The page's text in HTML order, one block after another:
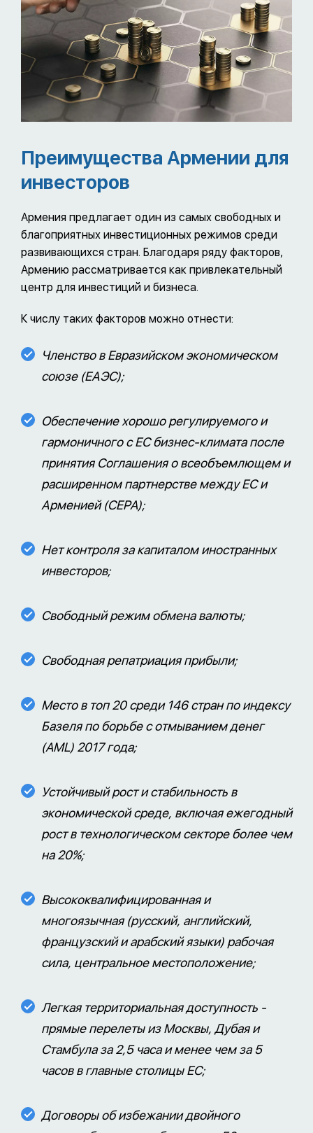
Преимущества Армении для
инвесторов
Армения предлагает один из самых свободных и
благоприятных инвестиционных режимов среди
развивающихся стран. Благодаря ряду факторов,
Армению рассматривается как привлекательный
центр для инвестиций и бизнеса.
К числу таких факторов можно отнести:
Членство в Евразийском экономическом
союзе (ЕАЭС);
Обеспечение хорошо регулируемого и
гармоничного с ЕС бизнес-климата после
принятия Соглашения о всеобъемлющем и
расширенном партнерстве между ЕС и
Арменией (CEPA);
Нет контроля за капиталом иностранных
инвесторов;
Свободный режим обмена валюты;
Свободная репатриация прибыли;
Место в топ 20 среди 146 стран по индексу
Базеля по борьбе с отмыванием денег
(AML) 2017 года;
Устойчивый рост и стабильность в
экономической среде, включая ежегодный
рост в технологическом секторе более чем
на 20%;
Высококвалифицированная и
многоязычная (русский, английский,
французский и арабский языки) рабочая
сила, центральное местоположение;
Легкая территориальная доступность -
прямые перелеты из Москвы, Дубая и
Стамбула за 2,5 часа и менее чем за 5
часов в главные столицы ЕС;
Договоры об избежании двойного